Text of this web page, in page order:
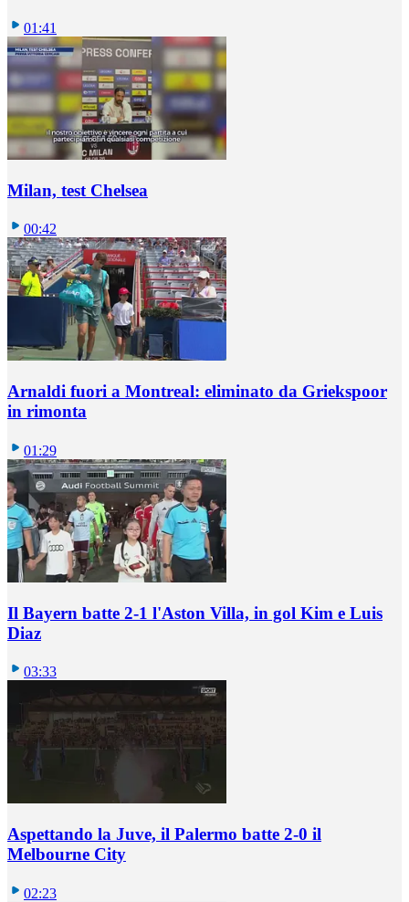
01:41
Milan, test Chelsea
00:42
Arnaldi fuori a Montreal: eliminato da Griekspoor
in rimonta
01:29
Il Bayern batte 2-1 l'Aston Villa, in gol Kim e Luis
Diaz
03:33
Aspettando la Juve, il Palermo batte 2-0 il
Melbourne City
02:23